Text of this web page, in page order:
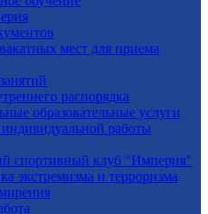
мест для приема
распорядка
образовательные услуги
индивидуальной работы
спортивный клуб "Империя"
экстремизма и терроризма